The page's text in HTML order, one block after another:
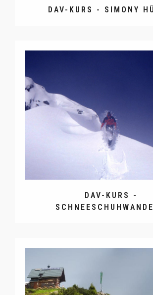
DAV-KURS - SIMONY
DAV-KURS -